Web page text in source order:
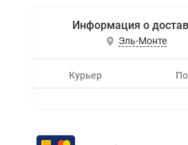
Информация о
Эль-Монте
Курьер